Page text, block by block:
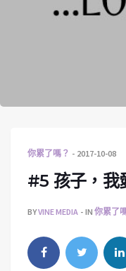
你累了嗎？ 2017-10-08
#5 孩子，我
BYVINE MEDIA IN 你累了